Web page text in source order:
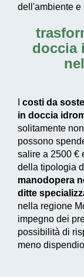
dell'ambiente e
doccia
costi da
in doccia
solitamente
possono
salire a 2500 €
della tipologia
manodopera
ditte
nella regione
impegno dei
possibilità di
meno